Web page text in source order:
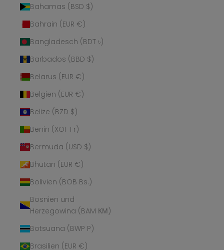
Bahamas (BSD $)
Bahrain (EUR €)
Bangladesch (BDT ৳)
Barbados (BBD $)
Belarus (EUR €)
Belgien (EUR €)
Belize (BZD $)
Benin (XOF Fr)
Bermuda (USD $)
Bhutan (EUR €)
Bolivien (BOB Bs.)
Bosnien und
Herzegowina (BAM КМ)
Botsuana (BWP P)
Brasilien (EUR €)